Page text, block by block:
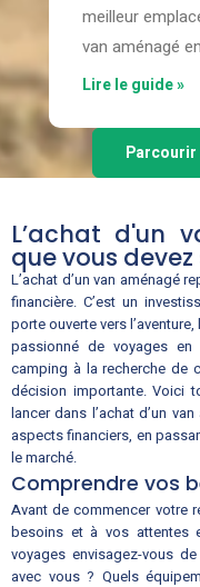
meilleur
van aménagé
de vos voyages.
Lire le guide »
L’achat d'un
que vous
L’achat d’un van aménagé
financière. C’est un
porte ouverte vers
passionné de voyages en
camping à la recherche de
décision importante. Voici
lancer dans l’achat d’un
aspects financiers, en
le marché.
Comprendre vos
Avant de commencer votre
besoins et à vos attentes
voyages envisagez-vous
avec vous ? Quels